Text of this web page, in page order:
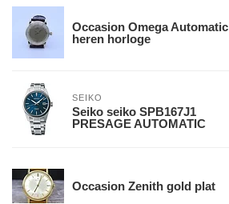
Occasion Omega Automatic
heren horloge
SEIKO
Seiko seiko SPB167J1
PRESAGE AUTOMATIC
Occasion Zenith gold plat